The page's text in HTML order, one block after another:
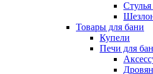
Стулья
Товары для бани
Купели
Печи для